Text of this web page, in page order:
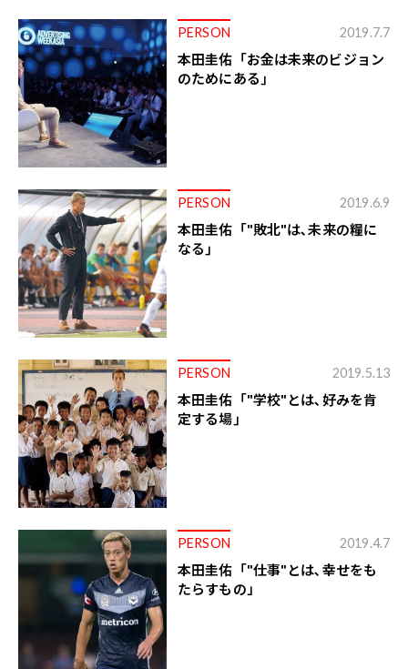
PERSON 2019.7.7
本田圭佑「お金は未来のビジョン
のためにある｣
PERSON 2019.6.9
本田圭佑「"敗北"は､未来の糧に
なる｣
PERSON 2019.5.13
本田圭佑「"学校"とは､好みを肯
定する場｣
PERSON 2019.4.7
本田圭佑「"仕事"とは､幸せをも
たらすもの」